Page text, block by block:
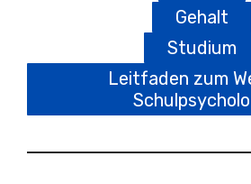
Gehalt
Studium
Leitfaden zum